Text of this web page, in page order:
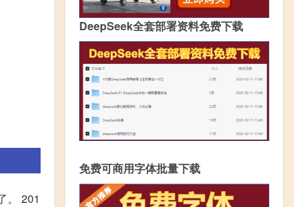
。 201
DeepSeek全套部署资料免费下载
免费可商用字体批量下载